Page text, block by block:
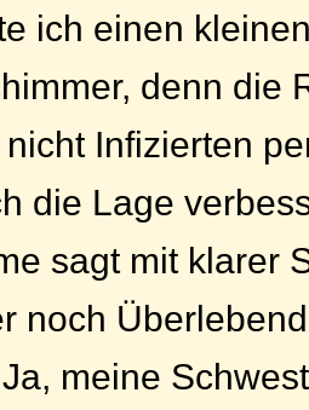
ich einen
denn die
Infizierten
die Lage
sagt mit klarer
noch
meine